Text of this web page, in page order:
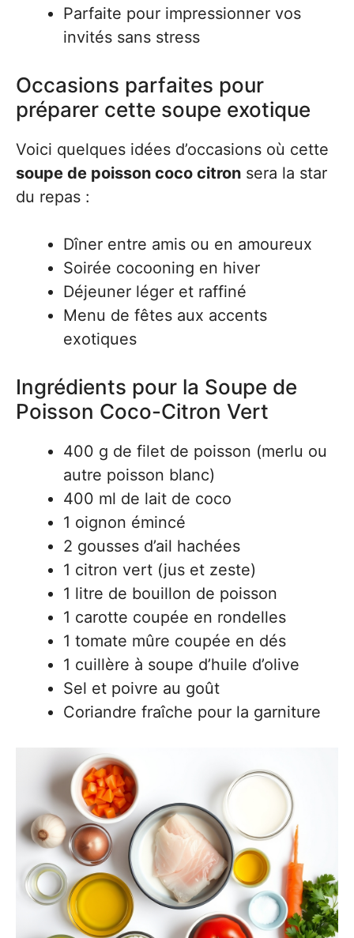
Parfaite pour impressionner vos
invités sans stress
Occasions parfaites pour
préparer cette soupe exotique
Voici quelques idées d’occasions où cette
soupe de poisson coco citron sera la star
du repas :
Dîner entre amis ou en amoureux
Soirée cocooning en hiver
Déjeuner léger et raffiné
Menu de fêtes aux accents
exotiques
Ingrédients pour la Soupe de
Poisson Coco-Citron Vert
400 g de filet de poisson (merlu ou
autre poisson blanc)
400 ml de lait de coco
1 oignon émincé
2 gousses d’ail hachées
1 citron vert (jus et zeste)
1 litre de bouillon de poisson
1 carotte coupée en rondelles
1 tomate mûre coupée en dés
1 cuillère à soupe d’huile d’olive
Sel et poivre au goût
Coriandre fraîche pour la garniture